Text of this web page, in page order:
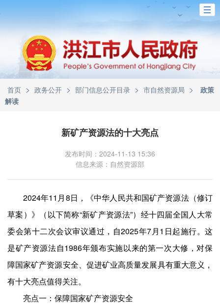
首页 > 政务公开 > 部门信息公开目录 > 市自然资源局 >
政策
解读
新矿产资源法的十大亮点
发布时间：2024-11-13 15:36
信息来源：自然资源部
2024年11月8日，《中华人民共和国矿产资源法（修订
草案）》（以下简称“新矿产资源法”）经十四届全国人大常
委会第十二次会议审议通过，自2025年7月1日起施行。这
是矿产资源法自1986年颁布实施以来的第一次大修，对保
障国家矿产资源安全、促进矿业高质量发展具有重大意义，
有十大亮点值得关注。
亮点一：保障国家矿产资源安全